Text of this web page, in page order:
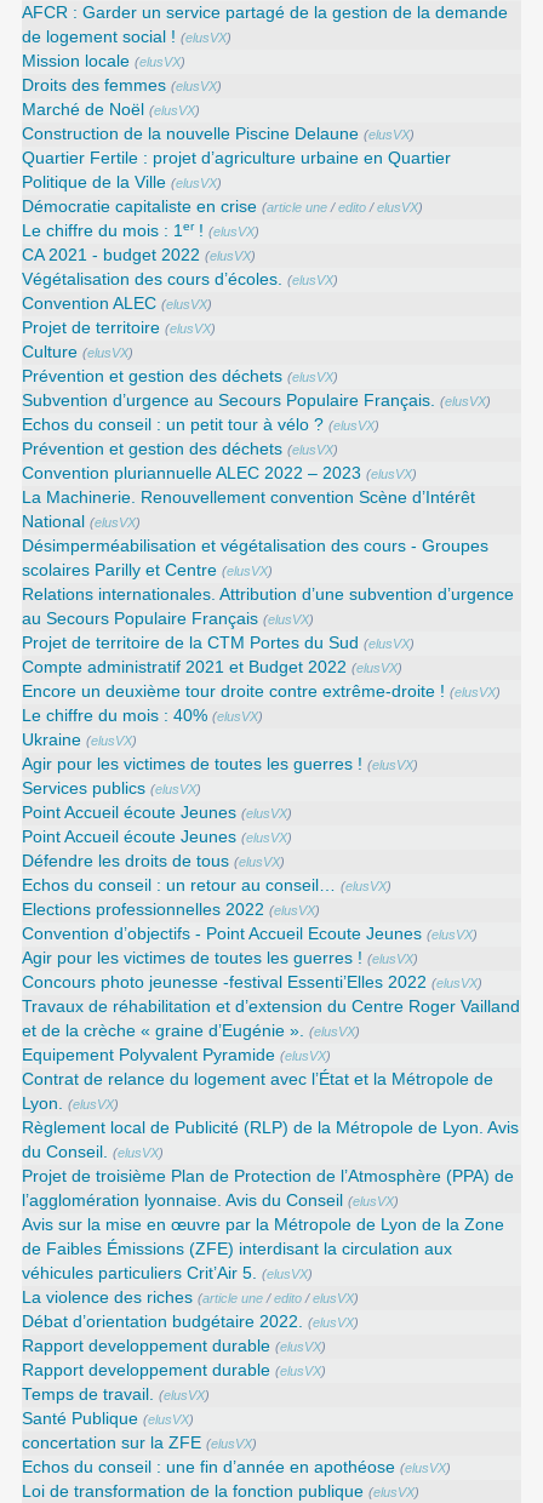
AFCR : Garder un service partagé de la gestion de la demande
de logement social ! (elusVX)
Mission locale (elusVX)
Droits des femmes (elusVX)
Marché de Noël (elusVX)
Construction de la nouvelle Piscine Delaune (elusVX)
Quartier Fertile : projet d’agriculture urbaine en Quartier
Politique de la Ville (elusVX)
Démocratie capitaliste en crise (article une /edito /elusVX)
Le chiffre du mois : 1er! (elusVX)
CA 2021 - budget 2022 (elusVX)
Végétalisation des cours d’écoles. (elusVX)
Convention ALEC (elusVX)
Projet de territoire (elusVX)
Culture (elusVX)
Prévention et gestion des déchets (elusVX)
Subvention d’urgence au Secours Populaire Français. (elusVX)
Echos du conseil : un petit tour à vélo ? (elusVX)
Prévention et gestion des déchets (elusVX)
Convention pluriannuelle ALEC 2022 – 2023 (elusVX)
La Machinerie. Renouvellement convention Scène d’Intérêt
National
(elusVX)
Désimperméabilisation et végétalisation des cours - Groupes
scolaires Parilly et Centre (elusVX)
Relations internationales. Attribution d’une subvention d’urgence
au Secours Populaire Français (elusVX)
Projet de territoire de la CTM Portes du Sud (elusVX)
Compte administratif 2021 et Budget 2022 (elusVX)
Encore un deuxième tour droite contre extrême-droite ! (elusVX)
Le chiffre du mois : 40% (elusVX)
Ukraine (elusVX)
Agir pour les victimes de toutes les guerres ! (elusVX)
Services publics (elusVX)
Point Accueil écoute Jeunes (elusVX)
Point Accueil écoute Jeunes (elusVX)
Défendre les droits de tous (elusVX)
Echos du conseil : un retour au conseil… (elusVX)
Elections professionnelles 2022 (elusVX)
Convention d’objectifs - Point Accueil Ecoute Jeunes (elusVX)
Agir pour les victimes de toutes les guerres ! (elusVX)
Concours photo jeunesse -festival Essenti’Elles 2022 (elusVX)
Travaux de réhabilitation et d’extension du Centre Roger Vailland
et de la crèche « graine d’Eugénie ». (elusVX)
Equipement Polyvalent Pyramide (elusVX)
Contrat de relance du logement avec l’État et la Métropole de
Lyon. (elusVX)
Règlement local de Publicité (RLP) de la Métropole de Lyon. Avis
du Conseil. (elusVX)
Projet de troisième Plan de Protection de l’Atmosphère (PPA) de
l’agglomération lyonnaise. Avis du Conseil
(elusVX)
Avis sur la mise en œuvre par la Métropole de Lyon de la Zone
de Faibles Émissions (ZFE) interdisant la circulation aux
véhicules particuliers Crit’Air 5. (elusVX)
La violence des riches (article une /edito /elusVX)
Débat d’orientation budgétaire 2022. (elusVX)
Rapport developpement durable (elusVX)
Rapport developpement durable (elusVX)
Temps de travail. (elusVX)
Santé Publique (elusVX)
concertation sur la ZFE (elusVX)
Echos du conseil : une fin d’année en apothéose (elusVX)
Loi de transformation de la fonction publique (elusVX)